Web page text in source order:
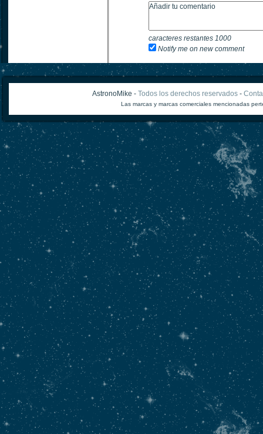
caracteres restantes 1000
Notify me on new comment
AstronoMike - Todos los derechos reservados-
Las marcas y marcas comerciales mencionadas